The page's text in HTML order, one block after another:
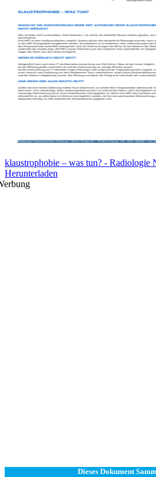
klaustrophobie – was tun? - Radiologie
Herunterladen
Dieses Dokument